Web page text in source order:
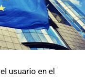
usuario en el